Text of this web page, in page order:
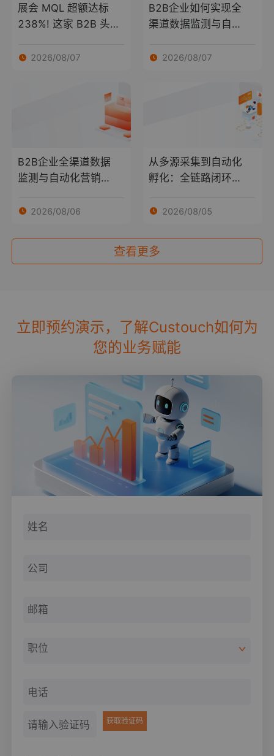
展会 MQL 超额达标
238%! 这家 B2B 头
么？2026/08/07
B2B企业如何实现全
渠道数据监测与自动
2026/08/07
B2B企业全渠道数据
监测与自动化营销解
2026/08/06
从多源采集到自动化
孵化：全链路闭环落
2026/08/05
查看更多
立即预约演示，了解Custouch如何为
您的业务赋能
职位 >
>
获取验证码